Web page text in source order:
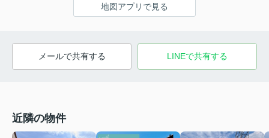
地図アプリで見る
メールで共有する LINEで共有する
近隣の物件